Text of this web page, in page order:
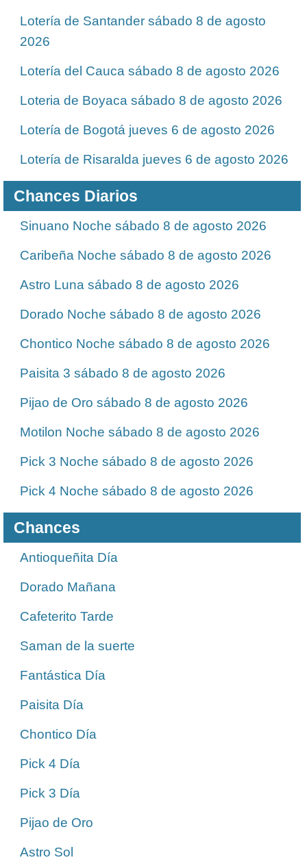
Lotería de Santander sábado 8 de agosto
2026
Lotería del Cauca sábado 8 de agosto 2026
Loteria de Boyaca sábado 8 de agosto 2026
Lotería de Bogotá jueves 6 de agosto 2026
Lotería de Risaralda jueves 6 de agosto 2026
Chances Diarios
Sinuano Noche sábado 8 de agosto 2026
Caribeña Noche sábado 8 de agosto 2026
Astro Luna sábado 8 de agosto 2026
Dorado Noche sábado 8 de agosto 2026
Chontico Noche sábado 8 de agosto 2026
Paisita 3 sábado 8 de agosto 2026
Pijao de Oro sábado 8 de agosto 2026
Motilon Noche sábado 8 de agosto 2026
Pick 3 Noche sábado 8 de agosto 2026
Pick 4 Noche sábado 8 de agosto 2026
Chances
Antioqueñita Día
Dorado Mañana
Cafeterito Tarde
Saman de la suerte
Fantástica Día
Paisita Día
Chontico Día
Pick 4 Día
Pick 3 Día
Pijao de Oro
Astro Sol